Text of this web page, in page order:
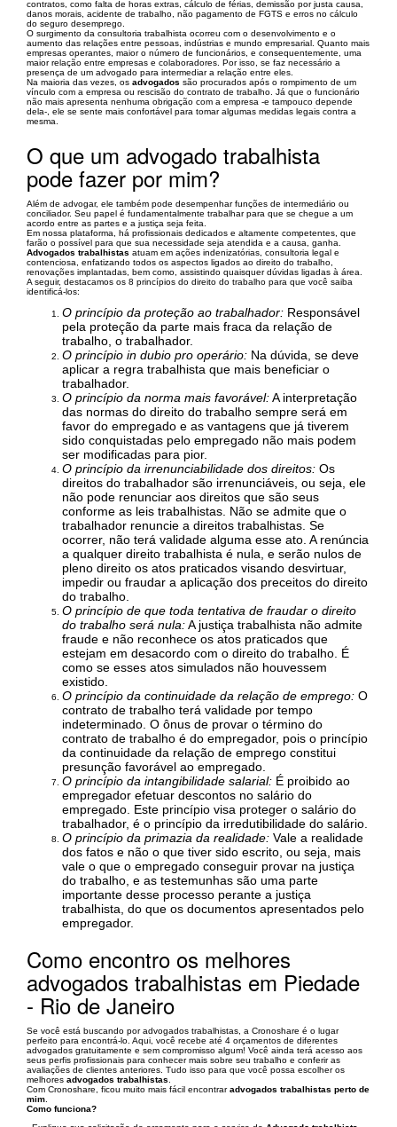
contratos, como falta de horas extras, cálculo de férias, demissão por justa causa,
danos morais, acidente de trabalho, não pagamento de FGTS e erros no cálculo
do seguro desemprego.
O surgimento da consultoria trabalhista ocorreu com o desenvolvimento e o
aumento das relações entre pessoas, indústrias e mundo empresarial. Quanto mais
empresas operantes, maior o número de funcionários, e consequentemente, uma
maior relação entre empresas e colaboradores. Por isso, se faz necessário a
presença de um advogado para intermediar a relação entre eles.
Na maioria das vezes, os advogados são procurados após o rompimento de um
vínculo com a empresa ou rescisão do contrato de trabalho. Já que o funcionário
não mais apresenta nenhuma obrigação com a empresa -e tampouco depende
dela-, ele se sente mais confortável para tomar algumas medidas legais contra a
mesma.
O que um advogado trabalhista
pode fazer por mim?
Além de advogar, ele também pode desempenhar funções de intermediário ou
conciliador. Seu papel é fundamentalmente trabalhar para que se chegue a um
acordo entre as partes e a justiça seja feita.
Em nossa plataforma, há profissionais dedicados e altamente competentes, que
farão o possível para que sua necessidade seja atendida e a causa, ganha.
Advogados trabalhistas atuam em ações indenizatórias, consultoria legal e
contenciosa, enfatizando todos os aspectos ligados ao direito do trabalho,
renovações implantadas, bem como, assistindo quaisquer dúvidas ligadas à área.
A seguir, destacamos os 8 princípios do direito do trabalho para que você saiba
identificá-los:
O princípio da proteção ao trabalhador: Responsável
pela proteção da parte mais fraca da relação de
trabalho, o trabalhador.
O princípio in dubio pro operário: Na dúvida, se deve
aplicar a regra trabalhista que mais beneficiar o
trabalhador.
O princípio da norma mais favorável:A interpretação
das normas do direito do trabalho sempre será em
favor do empregado e as vantagens que já tiverem
sido conquistadas pelo empregado não mais podem
ser modificadas para pior.
O princípio da irrenunciabilidade dos direitos: Os
direitos do trabalhador são irrenunciáveis, ou seja, ele
não pode renunciar aos direitos que são seus
conforme as leis trabalhistas. Não se admite que o
trabalhador renuncie a direitos trabalhistas. Se
ocorrer, não terá validade alguma esse ato. A renúncia
a qualquer direito trabalhista é nula, e serão nulos de
pleno direito os atos praticados visando desvirtuar,
impedir ou fraudar a aplicação dos preceitos do direito
do trabalho.
O princípio de que toda tentativa de fraudar o direito
do trabalho será nula:A justiça trabalhista não admite
fraude e não reconhece os atos praticados que
estejam em desacordo com o direito do trabalho. É
como se esses atos simulados não houvessem
existido.
O princípio da continuidade da relação de emprego: O
contrato de trabalho terá validade por tempo
indeterminado. O ônus de provar o término do
contrato de trabalho é do empregador, pois o princípio
da continuidade da relação de emprego constitui
presunção favorável ao empregado.
O princípio da intangibilidade salarial: É proibido ao
empregador efetuar descontos no salário do
empregado. Este princípio visa proteger o salário do
trabalhador, é o princípio da irredutibilidade do salário.
O princípio da primazia da realidade: Vale a realidade
dos fatos e não o que tiver sido escrito, ou seja, mais
vale o que o empregado conseguir provar na justiça
do trabalho, e as testemunhas são uma parte
importante desse processo perante a justiça
trabalhista, do que os documentos apresentados pelo
empregador.
Como encontro os melhores
advogados trabalhistas em Piedade
- Rio de Janeiro
Se você está buscando por advogados trabalhistas, a Cronoshare é o lugar
perfeito para encontrá-lo. Aqui, você recebe até 4 orçamentos de diferentes
advogados gratuitamente e sem compromisso algum! Você ainda terá acesso aos
seus perfis profissionais para conhecer mais sobre seu trabalho e conferir as
avaliações de clientes anteriores. Tudo isso para que você possa escolher os
melhores advogados trabalhistas
Com Cronoshare, ficou muito mais fácil encontraradvogados trabalhistas perto de
mim
Como funciona?